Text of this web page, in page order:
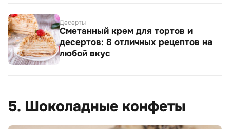
Десерты
Сметанный крем для тортов и
десертов: 8 отличных рецептов на
любой вкус
5. Шоколадные конфеты